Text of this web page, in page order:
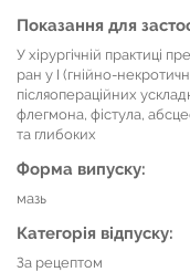
Показання для
У хірургічній практиці
ран у І (гнійно-
післяопераційних
флегмона, фістула,
та глибоких
Форма випуску:
мазь
Категорія відпуску:
За рецептом